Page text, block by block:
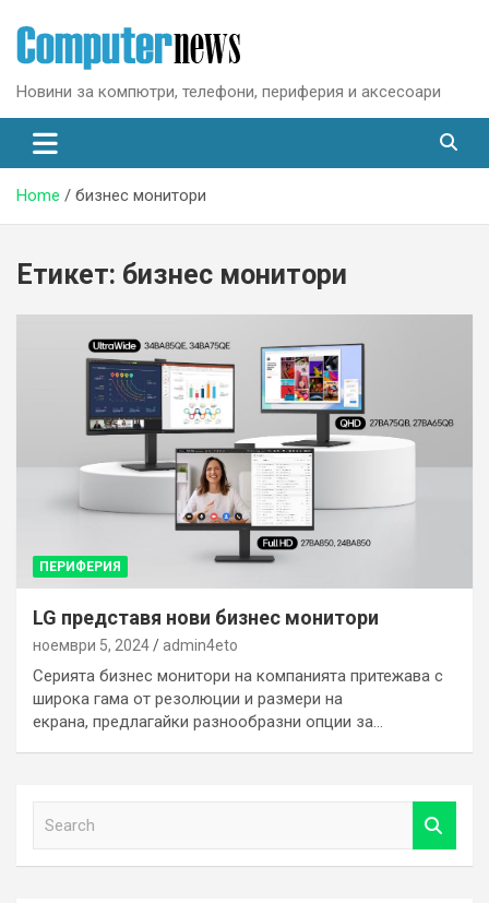
content
Новини за компютри, телефони, периферия и аксесоари
Home бизнес монитори
Етикет: бизнес монитори
ПЕРИФЕРИЯ
LG представя нови бизнес монитори
ноември 5, 2024 admin4eto
Серията бизнес монитори на компанията притежава с
широка гама от резолюции и размери на
екрана, предлагайки разнообразни опции за…